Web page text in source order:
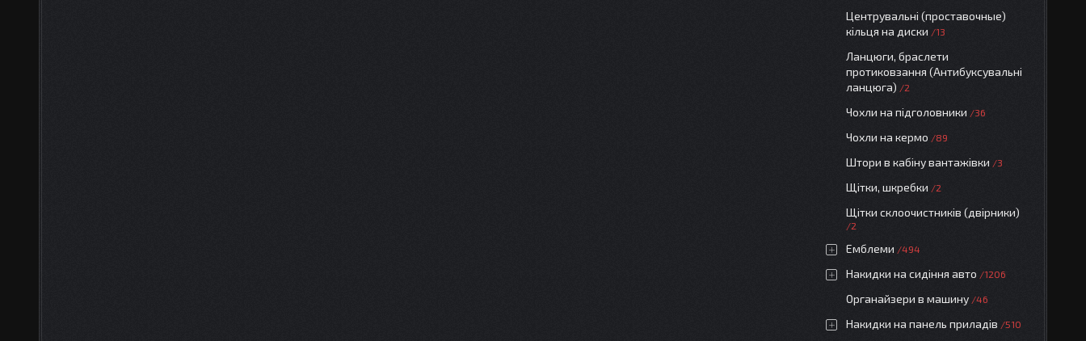
Центрувальні (проставочные)
кільця на диски
13
Ланцюги, браслети
протиковзання (Антибуксувальні
ланцюга)
2
Чохли на підголовники 36
Чохли на кермо 89
Штори в кабіну вантажівки 3
Щітки, шкребки 2
Щітки склоочистників (двірники)
2
Емблеми 494
Накидки на сидіння авто 1206
Органайзери в машину 46
Накидки на панель приладів 510